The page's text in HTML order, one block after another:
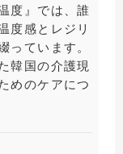
度』では、誰
度感とレジリ
っています。
韓国の介護現
めのケアにつ